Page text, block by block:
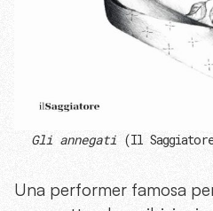
Gli annegati (Il
Una performer famosa